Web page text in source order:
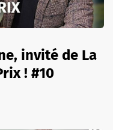
invité de La
! #10